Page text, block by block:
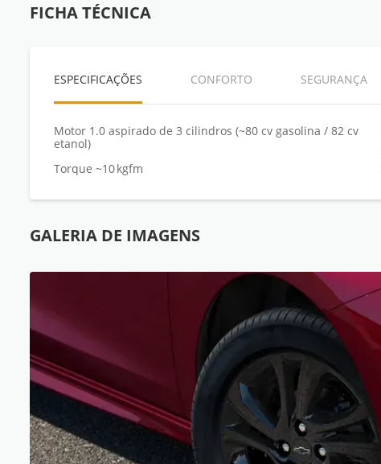
FICHA TÉCNICA
ESPECIFICAÇÕES CONFORTO SEGURANÇA
Motor 1.0 aspirado de 3 cilindros (~80 cv gasolina / 82 cv
etanol)
Torque ~10 kgfm
GALERIA DE IMAGENS